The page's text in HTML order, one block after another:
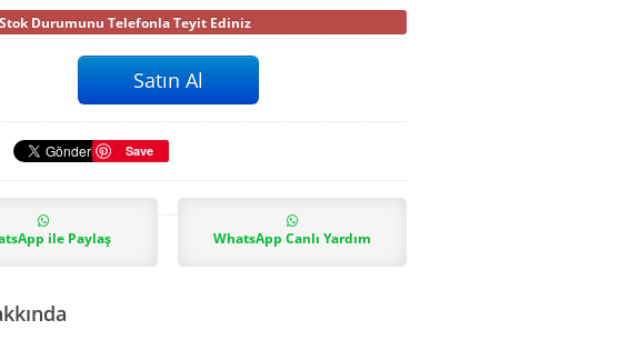
Durumunu Telefonla Teyit Ediniz
Save
ile Paylaş WhatsApp Canlı Yardım